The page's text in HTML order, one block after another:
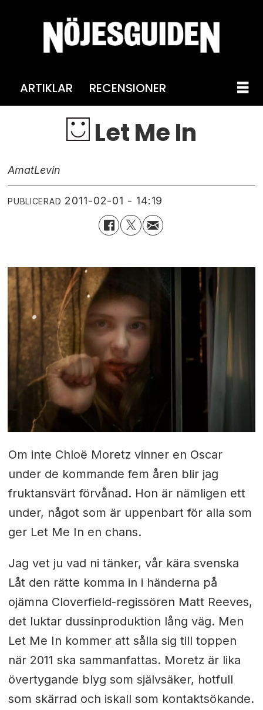
ARTIKLAR RECENSIONER
Let Me In
AmatLevin
PUBLICERAD 2011-02-01 - 14:19
Om inte Chloë Moretz vinner en Oscar
under de kommande fem åren blir jag
fruktansvärt förvånad. Hon är nämligen ett
under, något som är uppenbart för alla som
ger Let Me In en chans.
Jag vet ju vad ni tänker, vår kära svenska
Låt den rätte komma in i händerna på
ojämna Cloverfield-regissören Matt Reeves,
det luktar dussinproduktion lång väg. Men
Let Me In kommer att sålla sig till toppen
när 2011 ska sammanfattas. Moretz är lika
övertygande blyg som självsäker, hotfull
som skärrad och iskall som kontaktsökande.